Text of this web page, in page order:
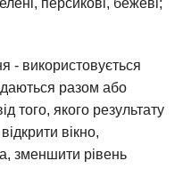
- використовується
разом або
того, якого результату
вікно,
зменшити рівень